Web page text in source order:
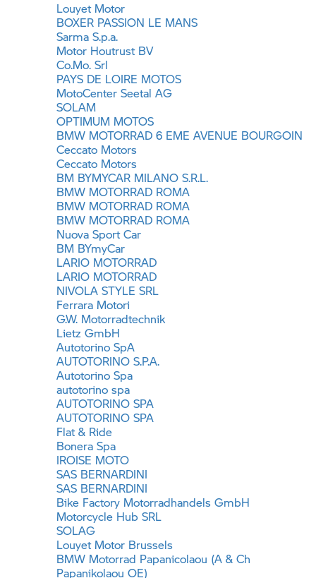
Louyet Motor
BOXER PASSION LE MANS
Sarma S.p.a.
Motor Houtrust BV
Co.Mo. Srl
PAYS DE LOIRE MOTOS
MotoCenter Seetal AG
SOLAM
OPTIMUM MOTOS
BMW MOTORRAD 6 EME AVENUE BOURGOIN
Ceccato Motors
Ceccato Motors
BM BYMYCAR MILANO S.R.L.
BMW MOTORRAD ROMA
BMW MOTORRAD ROMA
BMW MOTORRAD ROMA
Nuova Sport Car
BM BYmyCar
LARIO MOTORRAD
LARIO MOTORRAD
NIVOLA STYLE SRL
Ferrara Motori
G.W. Motorradtechnik
Lietz GmbH
Autotorino SpA
AUTOTORINO S.P.A.
Autotorino Spa
autotorino spa
AUTOTORINO SPA
AUTOTORINO SPA
Flat & Ride
Bonera Spa
IROISE MOTO
SAS BERNARDINI
SAS BERNARDINI
Bike Factory Motorradhandels GmbH
Motorcycle Hub SRL
SOLAG
Louyet Motor Brussels
BMW Motorrad Papanicolaou (A & Ch
Papanikolaou OE)